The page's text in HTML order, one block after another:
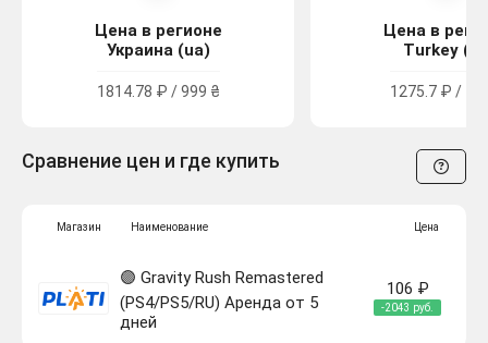
Цена в регионе
Украина (ua)
1814.78 ₽ / 999 ₴
Цена в
Turkey
1275.7 ₽ /
Сравнение цен и где купить
Магазин Наименование Цена
🟣 Gravity Rush Remastered
(PS4/PS5/RU) Аренда от 5
дней
106 ₽
-2043 руб.